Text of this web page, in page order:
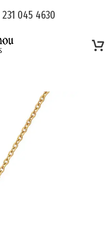
231 045 4630